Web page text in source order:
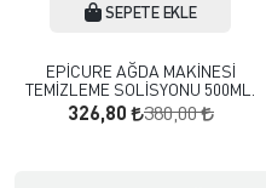
SEPETE EKLE
EPİCURE AĞDA MAKİNESİ
TEMİZLEME SOLİSYONU 500ML.
326,80 380,00